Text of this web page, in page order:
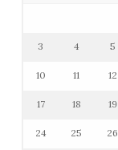
3 4 5
10 11 12
17 18 19
24 25 26